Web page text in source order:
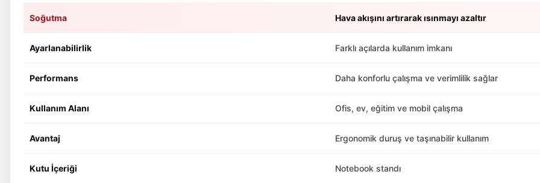
Soğutma Hava akışını artırarak ısınmayı azaltır
Ayarlanabilirlik Farklı açılarda kullanım imkanı
Performans Daha konforlu çalışma ve verimlilik sağlar
Kullanım Alanı Ofis, ev, eğitim ve mobil çalışma
Avantaj Ergonomik duruş ve taşınabilir kullanım
Kutu İçeriği Notebook standı